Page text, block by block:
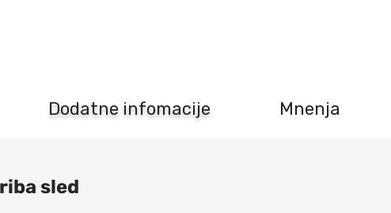
Dodatne infomacije Mnenja
sled